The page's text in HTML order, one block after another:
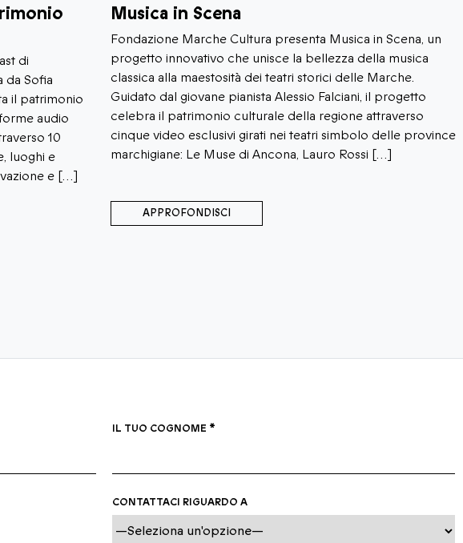
di
da Sofia
il patrimonio
audio
10
luoghi e
e […]
Musica in Scena
Fondazione Marche Cultura presenta Musica in Scena, un
progetto innovativo che unisce la bellezza della musica
classica alla maestosità dei teatri storici delle Marche.
Guidato dal giovane pianista Alessio Falciani, il progetto
celebra il patrimonio culturale della regione attraverso
cinque video esclusivi girati nei teatri simbolo delle province
marchigiane: Le Muse di Ancona, Lauro Rossi […]
APPROFONDISCI
IL TUO COGNOME *
CONTATTACI RIGUARDO A